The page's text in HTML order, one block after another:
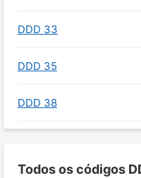
DDD 33
DDD 35
DDD 38
Todos os códigos